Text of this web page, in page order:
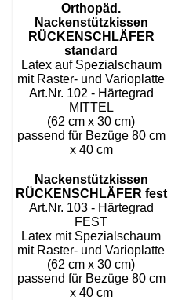
Orthopäd.
Nackenstützkissen
RÜCKENSCHLÄFER
standard
Latex auf Spezialschaum
mit Raster- und Varioplatte
Art.Nr. 102 - Härtegrad
MITTEL
(62 cm x 30 cm)
passend für Bezüge 80 cm
x 40 cm
Nackenstützkissen
RÜCKENSCHLÄFER fest
Art.Nr. 103 - Härtegrad
FEST
Latex mit Spezialschaum
mit Raster- und Varioplatte
(62 cm x 30 cm)
passend für Bezüge 80 cm
x 40 cm